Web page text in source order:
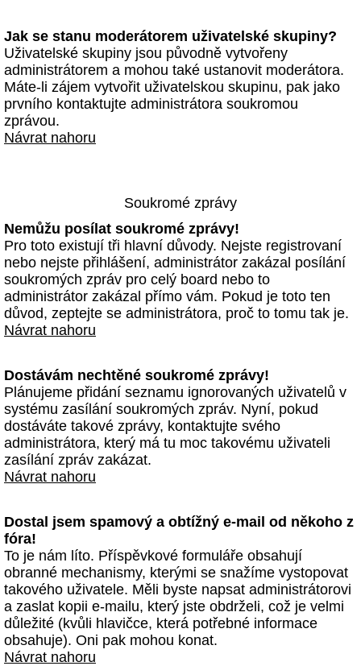
Jak se stanu moderátorem uživatelské skupiny?
Uživatelské skupiny jsou původně vytvořeny
administrátorem a mohou také ustanovit moderátora.
Máte-li zájem vytvořit uživatelskou skupinu, pak jako
prvního kontaktujte administrátora soukromou
zprávou.
Návrat nahoru
Soukromé zprávy
Nemůžu posílat soukromé zprávy!
Pro toto existují tři hlavní důvody. Nejste registrovaní
nebo nejste přihlášení, administrátor zakázal posílání
soukromých zpráv pro celý board nebo to
administrátor zakázal přímo vám. Pokud je toto ten
důvod, zeptejte se administrátora, proč to tomu tak je.
Návrat nahoru
Dostávám nechtěné soukromé zprávy!
Plánujeme přidání seznamu ignorovaných uživatelů v
systému zasílání soukromých zpráv. Nyní, pokud
dostáváte takové zprávy, kontaktujte svého
administrátora, který má tu moc takovému uživateli
zasílání zpráv zakázat.
Návrat nahoru
Dostal jsem spamový a obtížný e-mail od někoho z
fóra!
To je nám líto. Příspěvkové formuláře obsahují
obranné mechanismy, kterými se snažíme vystopovat
takového uživatele. Měli byste napsat administrátorovi
a zaslat kopii e-mailu, který jste obdrželi, což je velmi
důležité (kvůli hlavičce, která potřebné informace
obsahuje). Oni pak mohou konat.
Návrat nahoru